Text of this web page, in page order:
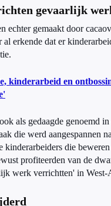
gevaarlijk
echter gemaakt door
al erkende dat er
kinderarbeid en
als gedaagde genoemd in
die werd aangespannen
kinderarbeiders die
profiteerden van de
werk verrichtten' in